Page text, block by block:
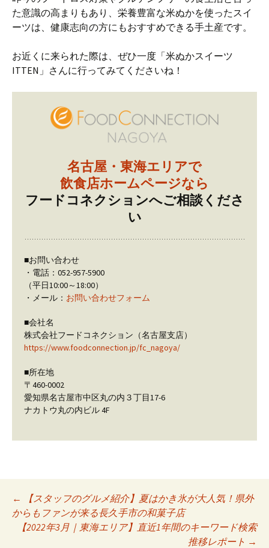
た意識の高まりもあり、栄養豊富な米ぬかを使ったスイ
ーツは、健康志向の方にもおすすめできる手土産です。
お近くに来られた際は、ぜひ一度「米ぬかスイーツ
ITTEN」さんに行ってみてくださいね！
名古屋・東海エリアで
飲食店ホームページなら
フードコネクションへご相談くださ
い
■お問い合わせ
・電話：052-957-5900
（平日10:00～18:00）
・メール： お問い合わせフォーム
■会社名
株式会社フードコネクション（名古屋支店）
https://www.foodconnection.jp/fc_nagoya/
■所在地
〒460-0002
愛知県名古屋市中区丸の内３丁目17-6
ナカトウ丸の内ビル 4F
Post navigation
←
【スタッフのグルメ紹介】夏はかき氷が大人気！県外
からもファンが来る長久手市の和菓子店
【2022年3月｜東海エリア】直近1年間のキーワード検索
推移レポート →